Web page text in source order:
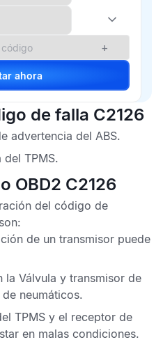
+
Solicitar ahora
de falla C2126
advertencia del ABS.
del TPMS.
OBD2 C2126
del código de
son:
de un transmisor puede
la Válvula y transmisor de
neumáticos.
TPMS y el receptor de
en malas condiciones.